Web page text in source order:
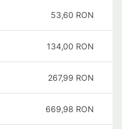
53,60 RON
134,00 RON
267,99 RON
669,98 RON